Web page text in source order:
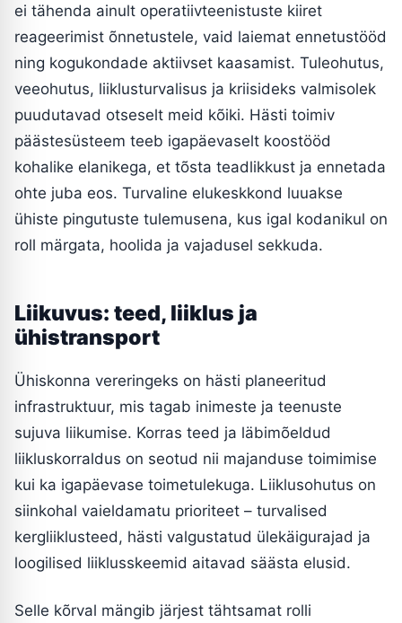
ei tähenda ainult operatiivteenistuste kiiret
reageerimist õnnetustele, vaid laiemat ennetustööd
ning kogukondade aktiivset kaasamist. Tuleohutus,
veeohutus, liiklusturvalisus ja kriisideks valmisolek
puudutavad otseselt meid kõiki. Hästi toimiv
päästesüsteem teeb igapäevaselt koostööd
kohalike elanikega, et tõsta teadlikkust ja ennetada
ohte juba eos. Turvaline elukeskkond luuakse
ühiste pingutuste tulemusena, kus igal kodanikul on
roll märgata, hoolida ja vajadusel sekkuda.
Liikuvus: teed, liiklus ja
ühistransport
Ühiskonna vereringeks on hästi planeeritud
infrastruktuur, mis tagab inimeste ja teenuste
sujuva liikumise. Korras teed ja läbimõeldud
liikluskorraldus on seotud nii majanduse toimimise
kui ka igapäevase toimetulekuga. Liiklusohutus on
siinkohal vaieldamatu prioriteet – turvalised
kergliiklusteed, hästi valgustatud ülekäigurajad ja
loogilised liiklusskeemid aitavad säästa elusid.
Selle kõrval mängib järjest tähtsamat rolli